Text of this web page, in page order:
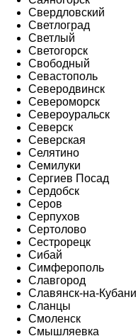
Свердловский
Светлоград
Светлый
Светогорск
Свободный
Севастополь
Северодвинск
Североморск
Североуральск
Северск
Северская
Селятино
Семилуки
Сергиев Посад
Сердобск
Серов
Серпухов
Сертолово
Сестрорецк
Сибай
Симферополь
Славгород
Славянск-на-Кубани
Сланцы
Смоленск
Смышляевка